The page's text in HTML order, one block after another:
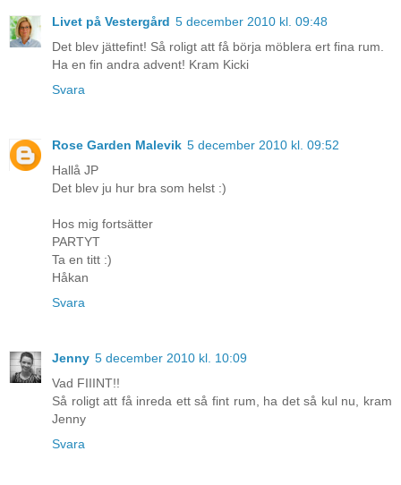
Livet på Vestergård 5 december 2010 kl. 09:48
Det blev jättefint! Så roligt att få börja möblera ert fina rum.
Ha en fin andra advent! Kram Kicki
Svara
Rose Garden Malevik 5 december 2010 kl. 09:52
Hallå JP
Det blev ju hur bra som helst :)
Hos mig fortsätter
PARTYT
Ta en titt :)
Håkan
Svara
Jenny 5 december 2010 kl. 10:09
Vad FIIINT!!
Så roligt att få inreda ett så fint rum, ha det så kul nu, kram
Jenny
Svara